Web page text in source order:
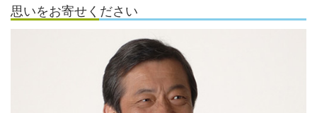
思いをお寄せください